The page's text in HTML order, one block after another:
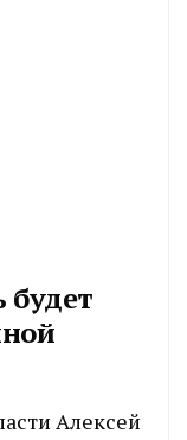
будет
Алексей